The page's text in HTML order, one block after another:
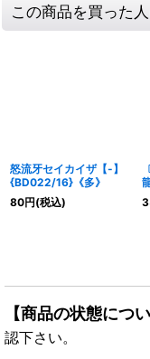
この商品を買った
怒流牙セイカイザ【-】
{BD022/16}《多》
80円(税込)
【商品の状態につい
認下さい。